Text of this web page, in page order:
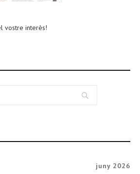
vostre interès!
juny 2026